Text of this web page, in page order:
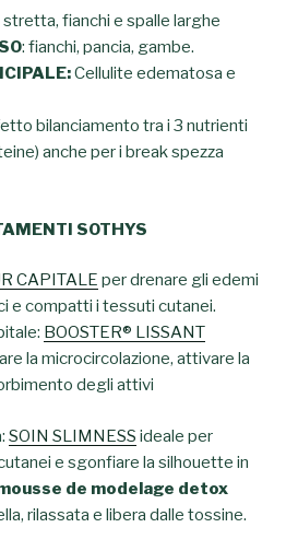
stretta, fianchi e spalle larghe
: fianchi, pancia, gambe.
Cellulite edematosa e
bilanciamento tra i 3 nutrienti
anche per i break spezza
SOTHYS
CAPITALE per drenare gli edemi
e compatti i tessuti cutanei.
BOOSTER® LISSANT
la microcircolazione, attivare la
degli attivi
SOIN SLIMNESS ideale per
e sgonfiare la silhouette in
de modelage detox
rilassata e libera dalle tossine.